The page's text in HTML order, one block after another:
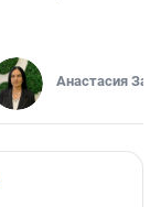
Анастасия